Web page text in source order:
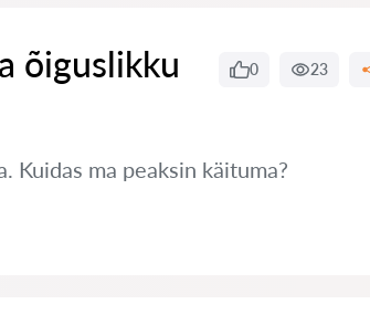
õiguslikku
0 23
Kuidas ma peaksin käituma?